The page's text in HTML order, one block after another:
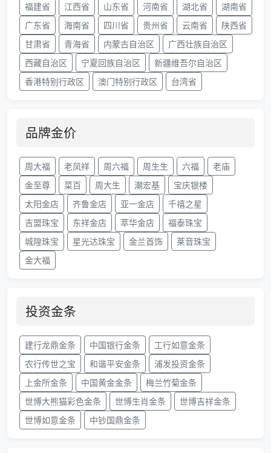
福建省
江西省 山东省 河南省 湖北省
湖南省
广东省
海南省 四川省 贵州省 云南省
陕西省
甘肃省
青海省 内蒙古自治区
广西壮族自治区
西藏自治区
宁夏回族自治区
新疆维吾尔自治区
香港特别行政区
澳门特别行政区 台湾省
品牌金价
周大福 老凤祥 周六福 周生生 六福
老庙
金至尊
菜百 周大生 潮宏基
宝庆银楼
太阳金店
齐鲁金店 亚一金店
千禧之星
吉盟珠宝
东祥金店 萃华金店
福泰珠宝
城隍珠宝
星光达珠宝 金兰首饰
莱音珠宝
金大福
投资金条
建行龙鼎金条 中国银行金条
工行如意金条
农行传世之宝
和谐平安金条
浦发投资金条
上金所金条
中国黄金金条
梅兰竹菊金条
世博大熊猫彩色金条
世博生肖金条
世博吉祥金条
世博如意金条
中钞国鼎金条